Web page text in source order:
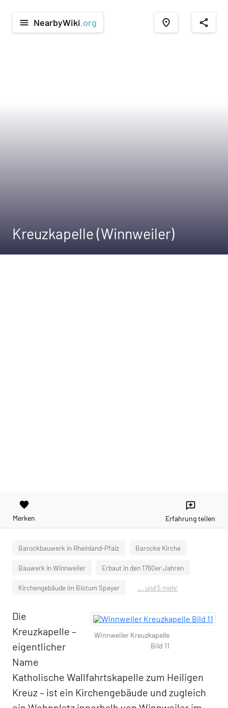
menu NearbyWiki .org place share
Kreuzkapelle (Winnweiler)
favorite
Merken
reviews
Erfahrung teilen
Barockbauwerk in Rheinland-Pfalz Barocke Kirche
Bauwerk in Winnweiler Erbaut in den 1760er Jahren
Kirchengebäude im Bistum Speyer ... und 5 mehr
Winnweiler Kreuzkapelle
Bild 11
Die
Kreuzkapelle –
eigentlicher
Name
Katholische Wallfahrtskapelle zum Heiligen
Kreuz – ist ein Kirchengebäude und zugleich